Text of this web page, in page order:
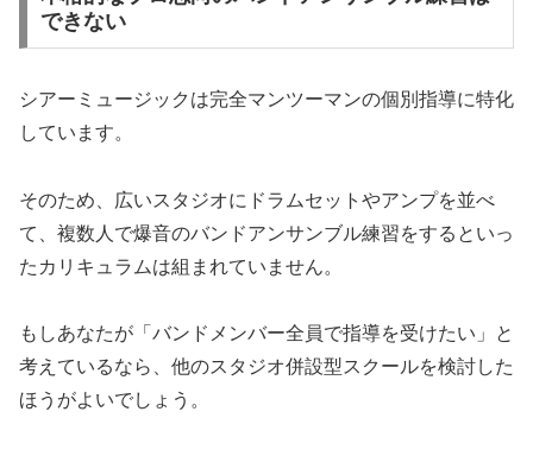
できない
シアーミュージックは完全マンツーマンの個別指導に特化
しています。
そのため、広いスタジオにドラムセットやアンプを並べ
て、複数人で爆音のバンドアンサンブル練習をするといっ
たカリキュラムは組まれていません。
もしあなたが「バンドメンバー全員で指導を受けたい」と
考えているなら、他のスタジオ併設型スクールを検討した
ほうがよいでしょう。